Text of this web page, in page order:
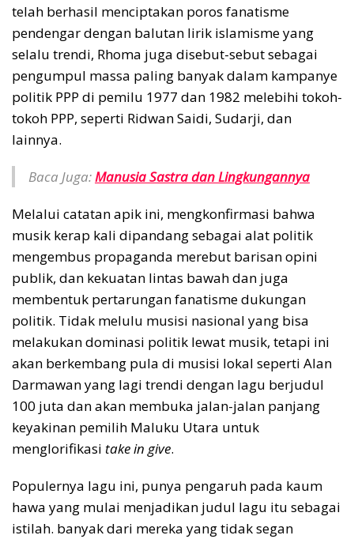
telah berhasil menciptakan poros fanatisme
pendengar dengan balutan lirik islamisme yang
selalu trendi, Rhoma juga disebut-sebut sebagai
pengumpul massa paling banyak dalam kampanye
politik PPP di pemilu 1977 dan 1982 melebihi tokoh-
tokoh PPP, seperti Ridwan Saidi, Sudarji, dan
lainnya.
Baca Juga:Manusia Sastra dan Lingkungannya
Melalui catatan apik ini, mengkonfirmasi bahwa
musik kerap kali dipandang sebagai alat politik
mengembus propaganda merebut barisan opini
publik, dan kekuatan lintas bawah dan juga
membentuk pertarungan fanatisme dukungan
politik. Tidak melulu musisi nasional yang bisa
melakukan dominasi politik lewat musik, tetapi ini
akan berkembang pula di musisi lokal seperti Alan
Darmawan yang lagi trendi dengan lagu berjudul
100 juta dan akan membuka jalan-jalan panjang
keyakinan pemilih Maluku Utara untuk
menglorifikasi take in give.
Populernya lagu ini, punya pengaruh pada kaum
hawa yang mulai menjadikan judul lagu itu sebagai
istilah. banyak dari mereka yang tidak segan